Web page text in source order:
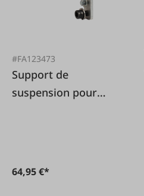
#FA123473
Support de
suspension pour
64,95 €*